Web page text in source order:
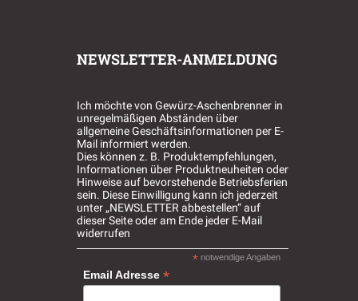
NEWSLETTER-ANMELDUNG
Ich möchte von Gewürz-Aschenbrenner in
unregelmäßigen Abständen über
allgemeine Geschäftsinformationen per E-
Mail informiert werden.
Dies können z. B. Produktempfehlungen,
Informationen über Produktneuheiten oder
Hinweise auf bevorstehende Betriebsferien
sein. Diese Einwilligung kann ich jederzeit
unter „NEWSLETTER abbestellen“ auf
dieser Seite oder am Ende jeder E-Mail
widerrufen
*notwendige Angaben
Email Adresse *